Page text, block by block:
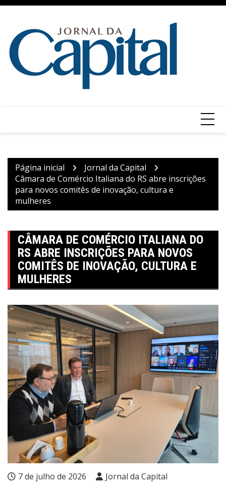
Ir
conteúdo
Página inicial
Jornal da Capital
Câmara de Comércio Italiana do RS abre inscrições
para novos comitês de inovação, cultura e
mulheres
CÂMARA DE COMÉRCIO ITALIANA DO
RS ABRE INSCRIÇÕES PARA NOVOS
COMITÊS DE INOVAÇÃO, CULTURA E
MULHERES
7 de julho de 2026
Jornal da Capital